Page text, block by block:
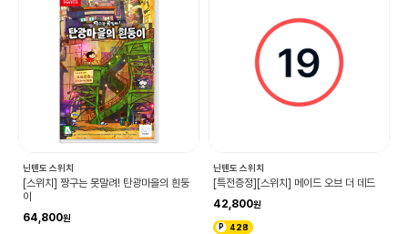
닌텐도 스위치
[스위치] 짱구는 못말려! 탄광마을의 흰둥
이
64,800
닌텐도 스위치
[특전증정][스위치] 메이드 오브 더 데드
42,800
428